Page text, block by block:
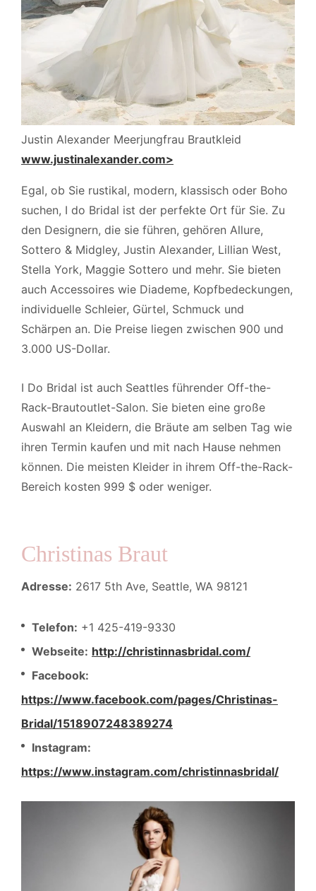
Justin Alexander Meerjungfrau Brautkleid
www.justinalexander.com>
Egal, ob Sie rustikal, modern, klassisch oder Boho
suchen, I do Bridal ist der perfekte Ort für Sie. Zu
den Designern, die sie führen, gehören Allure,
Sottero & Midgley, Justin Alexander, Lillian West,
Stella York, Maggie Sottero und mehr. Sie bieten
auch Accessoires wie Diademe, Kopfbedeckungen,
individuelle Schleier, Gürtel, Schmuck und
Schärpen an. Die Preise liegen zwischen 900 und
3.000 US-Dollar.
I Do Bridal ist auch Seattles führender Off-the-
Rack-Brautoutlet-Salon. Sie bieten eine große
Auswahl an Kleidern, die Bräute am selben Tag wie
ihren Termin kaufen und mit nach Hause nehmen
können. Die meisten Kleider in ihrem Off-the-Rack-
Bereich kosten 999 $ oder weniger.
Christinas Braut
Adresse: 2617 5th Ave, Seattle, WA 98121
Telefon: +1 425-419-9330
Webseite: http://christinnasbridal.com/
Facebook:
https://www.facebook.com/pages/Christinas-
Bridal/1518907248389274
Instagram:
https://www.instagram.com/christinnasbridal/